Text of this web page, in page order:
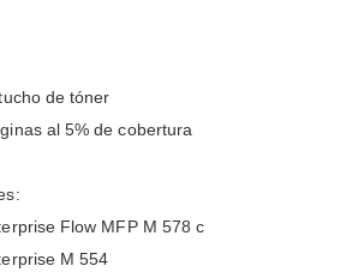
de tóner
al 5% de cobertura
Flow MFP M 578 c
M 554